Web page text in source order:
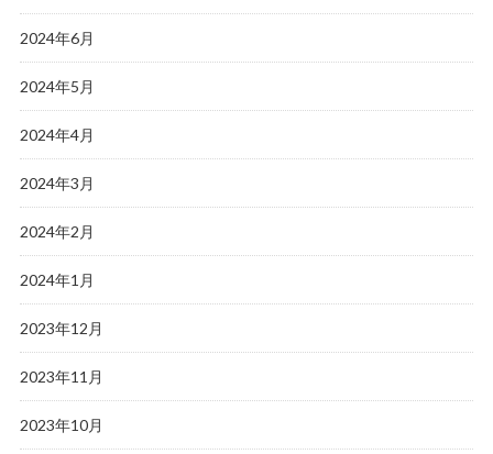
2024年6月
2024年5月
2024年4月
2024年3月
2024年2月
2024年1月
2023年12月
2023年11月
2023年10月